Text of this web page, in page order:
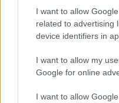
I want to allow
related to advertising
device identifiers in
I want to allow my
Google for online
I want to allow
úgy, hogy megérte kilépni a
komfortzónájából